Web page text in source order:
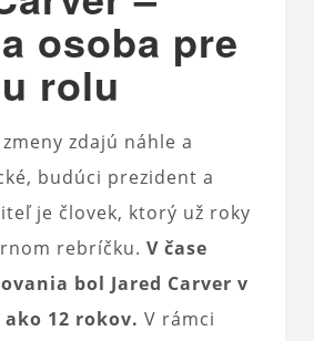
osoba pre
rolu
zdajú náhle a
budúci prezident a
je človek, ktorý už roky
rebríčku. V čase
bol Jared Carver v
ako 12 rokov. V rámci